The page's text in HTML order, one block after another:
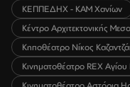
ΚΕΠΠΕΔΗΧ - ΚΑΜ Χανίων
Κέντρο Αρχιτεκτονικής
Κηποθέατρο Νίκος
Κινηματοθέατρο REX